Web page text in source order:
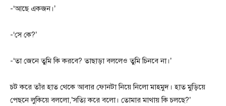
-‘আছে একজন।’
-‘সে কে?’
-‘তা জেনে তুমি কি করবে? তাছাড়া বললেও তুমি চিনবে না।’
চট করে তাঁর হাত থেকে আবার ফোনটা নিয়ে নিলো মাহমুদ। হাত মুড়িয়ে
পেছনে লুকিয়ে বললো,’সত্যি করে বলো। তোমার মাথায় কি চলছে?’